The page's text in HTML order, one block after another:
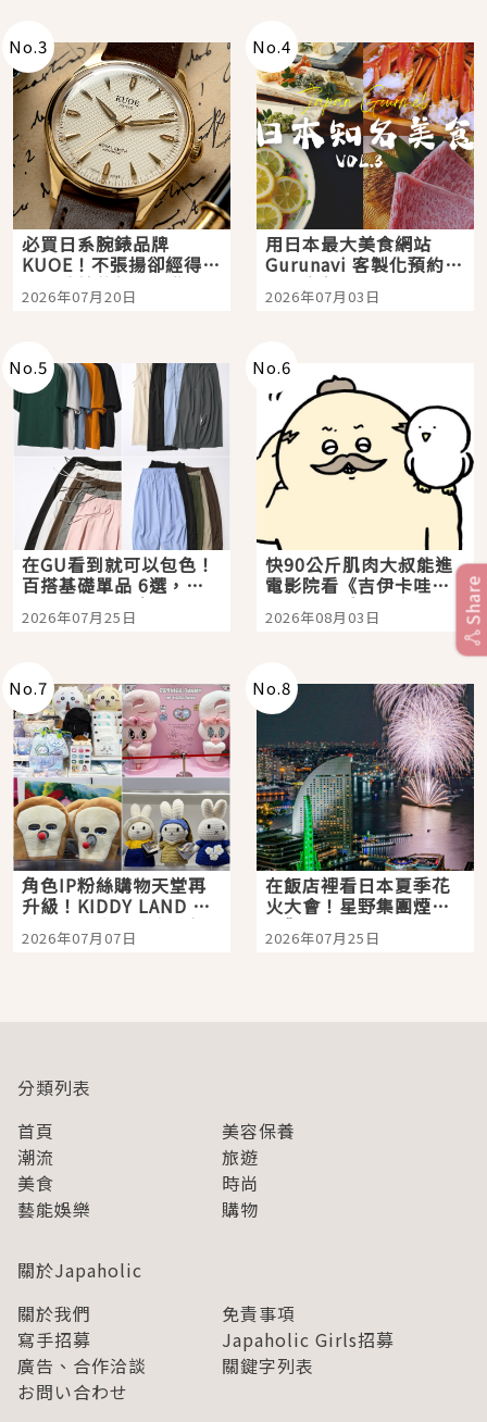
No.3
必買日系腕錶品牌
KUOE！不張揚卻經得起
時間洗鍊的經典之作五
選
2026年07月20日
No.4
用日本最大美食網站
Gurunavi 客製化預約九
大都市餐廳，打造專屬
美食體驗！
2026年07月03日
No.5
在GU看到就可以包色！
百搭基礎單品 6選，閉
眼全收也不心疼
2026年07月25日
No.6
快90公斤肌肉大叔能進
電影院看《吉伊卡哇》
嗎？日本重金屬樂團
「打首」會長與nagano
2026年08月03日
No.7
角色IP粉絲購物天堂再
升級！KIDDY LAND 原
宿店吉伊卡哇迎客，新
開幕 OMOKADO 店3分
2026年07月07日
No.8
在飯店裡看日本夏季花
火大會！星野集團煙火
景觀飯店6選，讓你不用
人擠人悠閒欣賞
2026年07月25日
Share
分類列表
首頁
美容保養
潮流
旅遊
美食
時尚
藝能娛樂
購物
關於Japaholic
關於我們
免責事項
寫手招募
Japaholic Girls招募
廣告、合作洽談
關鍵字列表
お問い合わせ